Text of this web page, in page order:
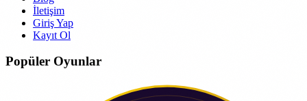
İletişim
Giriş Yap
Kayıt Ol
Popüler Oyunlar